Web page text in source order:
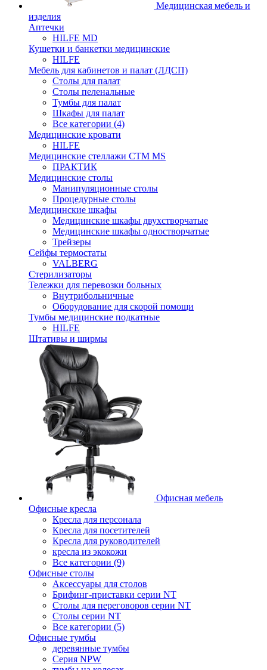
Медицинская мебель и
изделия
Аптечки
HILFE MD
Кушетки и банкетки медицинские
HILFE
Мебель для кабинетов и палат (ЛДСП)
Столы для палат
Столы пеленальные
Тумбы для палат
Шкафы для палат
Все категории (4)
Медицинские кровати
HILFE
Медицинские стеллажи CTM MS
ПРАКТИК
Медицинские столы
Манипуляционные столы
Процедурные столы
Медицинские шкафы
Медицинские шкафы двухстворчатые
Медицинские шкафы одностворчатые
Трейзеры
Сейфы термостаты
VALBERG
Стерилизаторы
Тележки для перевозки больных
Внутрибольничные
Оборудование для скорой помощи
Тумбы медицинские подкатные
HILFE
Штативы и ширмы
Офисная мебель
Офисные кресла
Кресла для персонала
Кресла для посетителей
Кресла для руководителей
кресла из экокожи
Все категории (9)
Офисные столы
Аксессуары для столов
Брифинг-приставки серии NT
Столы для переговоров серии NT
Столы серии NT
Все категории (5)
Офисные тумбы
деревянные тумбы
Серия NPW